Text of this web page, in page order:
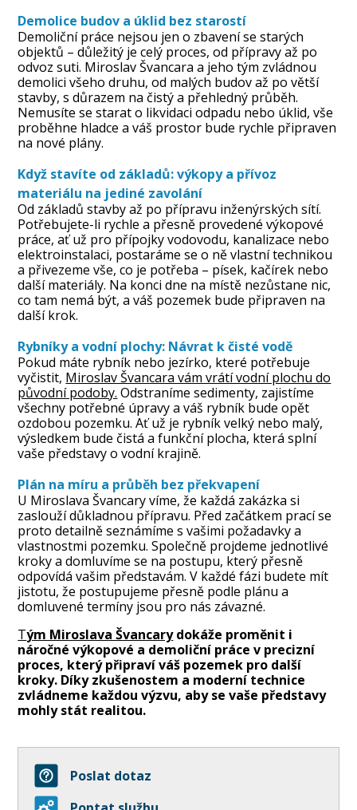
Demolice budov a úklid bez starostí
Demoliční práce nejsou jen o zbavení se starých
objektů – důležitý je celý proces, od přípravy až po
odvoz suti. Miroslav Švancara a jeho tým zvládnou
demolici všeho druhu, od malých budov až po větší
stavby, s důrazem na čistý a přehledný průběh.
Nemusíte se starat o likvidaci odpadu nebo úklid, vše
proběhne hladce a váš prostor bude rychle připraven
na nové plány.
Když stavíte od základů: výkopy a přívoz
materiálu na jediné zavolání
Od základů stavby až po přípravu inženýrských sítí.
Potřebujete-li rychle a přesně provedené výkopové
práce, ať už pro přípojky vodovodu, kanalizace nebo
elektroinstalaci, postaráme se o ně vlastní technikou
a přivezeme vše, co je potřeba – písek, kačírek nebo
další materiály. Na konci dne na místě nezůstane nic,
co tam nemá být, a váš pozemek bude připraven na
další krok.
Rybníky a vodní plochy: Návrat k čisté vodě
Pokud máte rybník nebo jezírko, které potřebuje
vyčistit, Miroslav Švancara vám vrátí vodní plochu do
původní podoby. Odstraníme sedimenty, zajistíme
všechny potřebné úpravy a váš rybník bude opět
ozdobou pozemku. Ať už je rybník velký nebo malý,
výsledkem bude čistá a funkční plocha, která splní
vaše představy o vodní krajině.
Plán na míru a průběh bez překvapení
U Miroslava Švancary víme, že každá zakázka si
zaslouží důkladnou přípravu. Před začátkem prací se
proto detailně seznámíme s vašimi požadavky a
vlastnostmi pozemku. Společně projdeme jednotlivé
kroky a domluvíme se na postupu, který přesně
odpovídá vašim představám. V každé fázi budete mít
jistotu, že postupujeme přesně podle plánu a
domluvené termíny jsou pro nás závazné.
Tým Miroslava Švancarydokáže proměnit i
náročné výkopové a demoliční práce v precizní
proces, který připraví váš pozemek pro další
kroky. Díky zkušenostem a moderní technice
zvládneme každou výzvu, aby se vaše představy
mohly stát realitou.
Poslat dotaz